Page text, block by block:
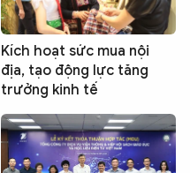
Kích hoạt sức mua nội
địa, tạo động lực tăng
trưởng kinh tế